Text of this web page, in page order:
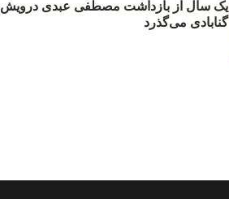
یک سال از بازداشت مصطفی عبدی درویش
گنابادی می‌گذرد